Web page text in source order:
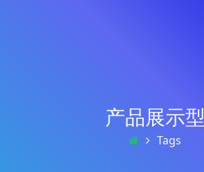
产品展示型
Tags